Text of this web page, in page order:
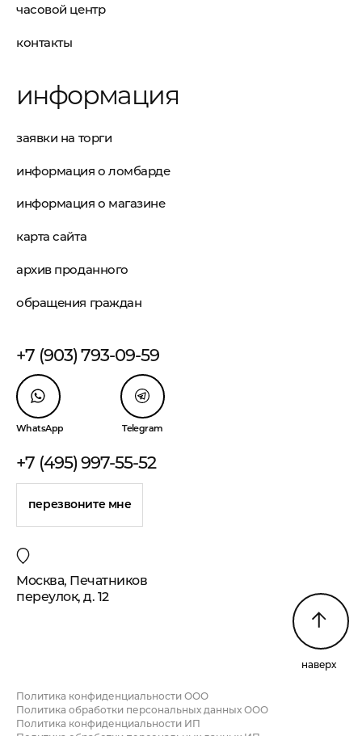
часовой центр
контакты
информация
заявки на торги
информация о ломбарде
информация о магазине
карта сайта
архив проданного
обращения граждан
+7 (903) 793-09-59
WhatsApp Telegram
+7 (495) 997-55-52
перезвоните мне
Москва, Печатников
переулок, д. 12
наверх
Политика конфиденциальности ООО
Политика обработки персональных данных ООО
Политика конфиденциальности ИП